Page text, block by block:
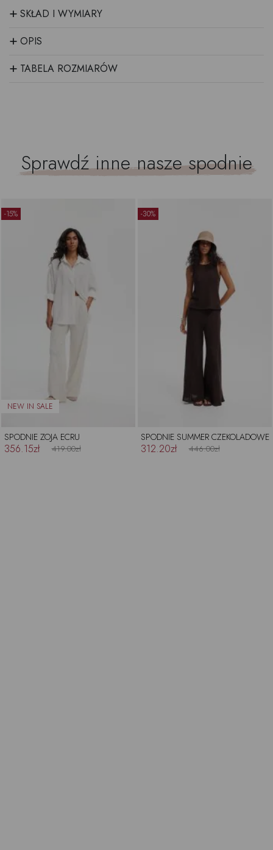
+ SKŁAD I WYMIARY
+ OPIS
+ TABELA ROZMIARÓW
Sprawdź inne naszespodnie
SPODNIE ZOJA ECRU
356.15zł 419.00zł
-15%
SPODNIE SUMMER CZEKOLADOWE
312.20zł 446.00zł
-30%